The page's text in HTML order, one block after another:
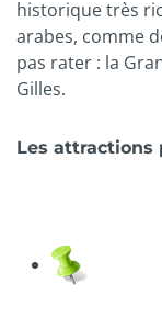
historique très
arabes, comme
pas rater : la
Gilles.
Les attractions